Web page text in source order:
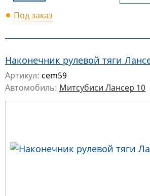
Под заказ
Наконечник рулевой тяги
Артикул: cem59
Автомобиль: Митсубиси Лансер 10